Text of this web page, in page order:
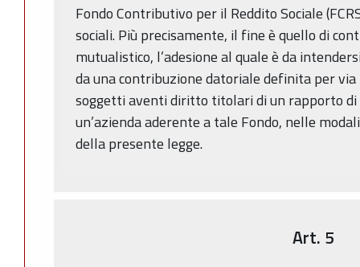
Fondo Contributivo per il Reddito Sociale
sociali. Più precisamente, il fine è quello di
mutualistico, l’adesione al quale è da
da una contribuzione datoriale definita per via
soggetti aventi diritto titolari di un rapporto di
un’azienda aderente a tale Fondo, nelle
della presente legge.
Art. 5